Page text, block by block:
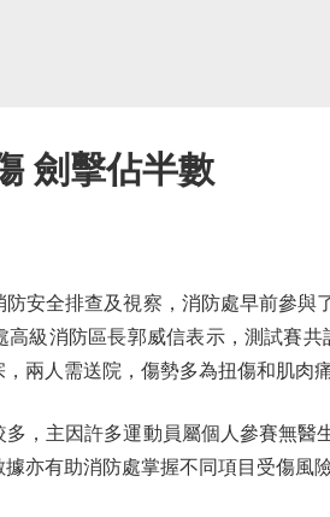
劍擊佔半數
全排查及視察，消防處早前參與了
級消防區長郭威信表示，測試賽
兩人需送院，傷勢多為扭傷和肌肉
主因許多運動員屬個人參賽無醫
亦有助消防處掌握不同項目受傷風